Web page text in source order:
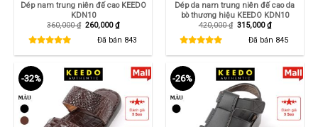
Dép nam trung niên đế cao KEEDO
KDN10
360,000₫ Giá
260,000₫Giá
hiện
tại
Đã bán 843
Dép da nam trung niên đế cao da
bò thương hiệu KEEDO KDN10
420,000₫ Giá
315,000₫Giá
hiện
tại
Đã bán 845
-32% -26%